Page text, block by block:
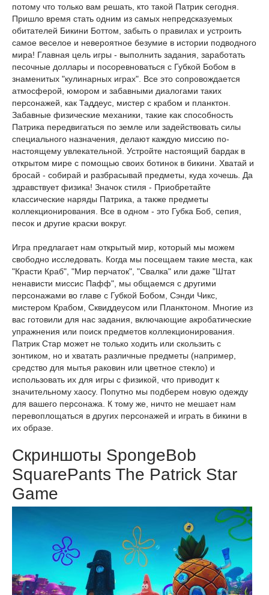
потому что только вам решать, кто такой Патрик сегодня.
Пришло время стать одним из самых непредсказуемых
обитателей Бикини Боттом, забыть о правилах и устроить
самое веселое и невероятное безумие в истории подводного
мира! Главная цель игры - выполнить задания, заработать
песочные доллары и посоревноваться с Губкой Бобом в
знаменитых "кулинарных играх". Все это сопровождается
атмосферой, юмором и забавными диалогами таких
персонажей, как Таддеус, мистер с крабом и планктон.
Забавные физические механики, такие как способность
Патрика передвигаться по земле или задействовать силы
специального назначения, делают каждую миссию по-
настоящему увлекательной. Устройте настоящий бардак в
открытом мире с помощью своих ботинок в бикини. Хватай и
бросай - собирай и разбрасывай предметы, куда хочешь. Да
здравствует физика! Значок стиля - Приобретайте
классические наряды Патрика, а также предметы
коллекционирования. Все в одном - это Губка Боб, сепия,
песок и другие краски вокруг.
Игра предлагает нам открытый мир, который мы можем
свободно исследовать. Когда мы посещаем такие места, как
"Красти Краб", "Мир перчаток", "Свалка" или даже "Штат
ненависти миссис Пафф", мы общаемся с другими
персонажами во главе с Губкой Бобом, Сэнди Чикс,
мистером Крабом, Сквиддеусом или Планктоном. Многие из
вас готовили для нас задания, включающие акробатические
упражнения или поиск предметов коллекционирования.
Патрик Стар может не только ходить или скользить с
зонтиком, но и хватать различные предметы (например,
средство для мытья раковин или цветное стекло) и
использовать их для игры с физикой, что приводит к
значительному хаосу. Попутно мы подберем новую одежду
для вашего персонажа. К тому же, ничто не мешает нам
перевоплощаться в других персонажей и играть в бикини в
их образе.
Скриншоты SpongeBob
SquarePants The Patrick Star
Game